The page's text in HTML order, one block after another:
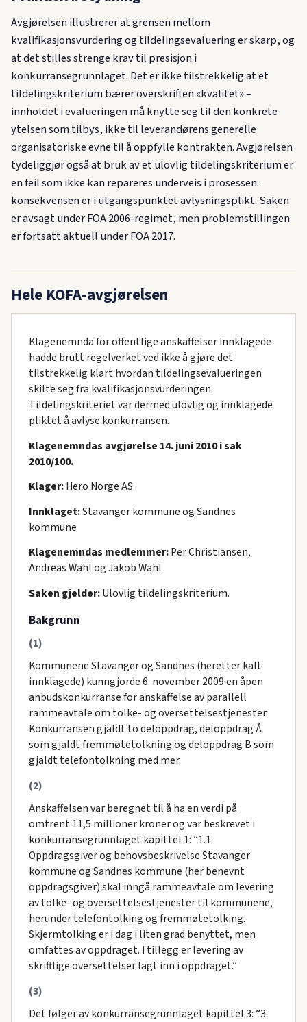
Avgjørelsen illustrerer at grensen mellom
kvalifikasjonsvurdering og tildelingsevaluering er skarp, og
at det stilles strenge krav til presisjon i
konkurransegrunnlaget. Det er ikke tilstrekkelig at et
tildelingskriterium bærer overskriften «kvalitet» –
innholdet i evalueringen må knytte seg til den konkrete
ytelsen som tilbys, ikke til leverandørens generelle
organisatoriske evne til å oppfylle kontrakten. Avgjørelsen
tydeliggjør også at bruk av et ulovlig tildelingskriterium er
en feil som ikke kan repareres underveis i prosessen:
konsekvensen er i utgangspunktet avlysningsplikt. Saken
er avsagt under FOA 2006-regimet, men problemstillingen
er fortsatt aktuell under FOA 2017.
Hele KOFA-avgjørelsen
Klagenemnda for offentlige anskaffelser Innklagede
hadde brutt regelverket ved ikke å gjøre det
tilstrekkelig klart hvordan tildelingsevalueringen
skilte seg fra kvalifikasjonsvurderingen.
Tildelingskriteriet var dermed ulovlig og innklagede
pliktet å avlyse konkurransen.
Klagenemndas avgjørelse 14. juni 2010 i sak
2010/100.
Klager:Hero Norge AS
Innklaget:Stavanger kommune og Sandnes
kommune
Klagenemndas medlemmer:Per Christiansen,
Andreas Wahl og Jakob Wahl
Saken gjelder:Ulovlig tildelingskriterium.
Bakgrunn
(1)
Kommunene Stavanger og Sandnes (heretter kalt
innklagede) kunngjorde 6. november 2009 en åpen
anbudskonkurranse for anskaffelse av parallell
rammeavtale om tolke- og oversettelsestjenester.
Konkurransen gjaldt to deloppdrag, deloppdrag Å
som gjaldt fremmøtetolkning og deloppdrag B som
gjaldt telefontolkning med mer.
(2)
Anskaffelsen var beregnet til å ha en verdi på
omtrent 11,5 millioner kroner og var beskrevet i
konkurransegrunnlaget kapittel 1: ”1.1.
Oppdragsgiver og behovsbeskrivelse Stavanger
kommune og Sandnes kommune (her benevnt
oppdragsgiver) skal inngå rammeavtale om levering
av tolke- og oversettelsestjenester til kommunene,
herunder telefontolking og fremmøtetolking.
Skjermtolking er i dag i liten grad benyttet, men
omfattes av oppdraget. I tillegg er levering av
skriftlige oversettelser lagt inn i oppdraget.”
(3)
Det følger av konkurransegrunnlaget kapittel 3: ”3.